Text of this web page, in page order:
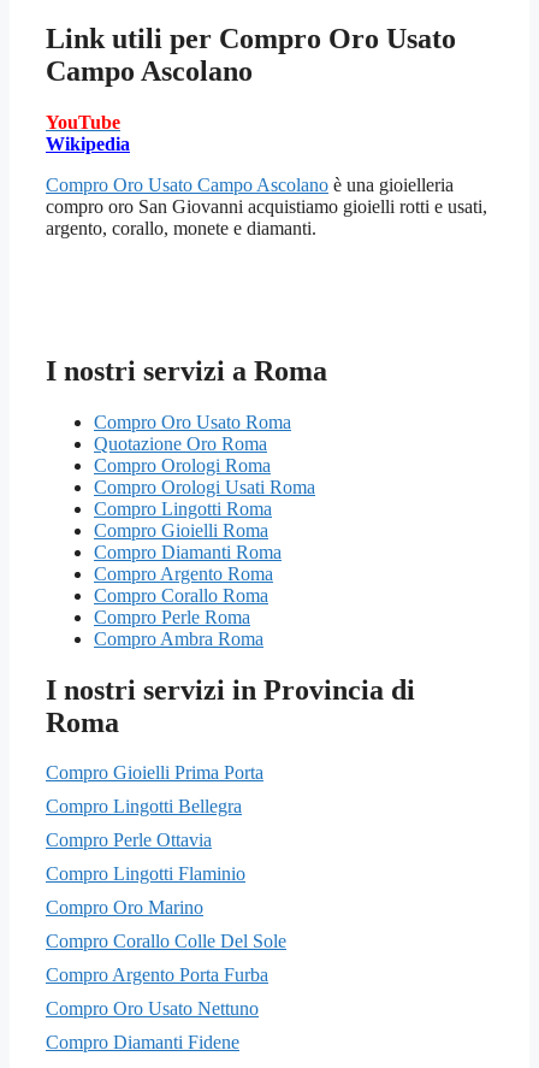
Link utili per Compro Oro Usato
Campo Ascolano
YouTube
Wikipedia
Compro Oro Usato Campo Ascolano è una gioielleria
compro oro San Giovanni acquistiamo gioielli rotti e usati,
argento, corallo, monete e diamanti.
I nostri servizi a Roma
Compro Oro Usato Roma
Quotazione Oro Roma
Compro Orologi Roma
Compro Orologi Usati Roma
Compro Lingotti Roma
Compro Gioielli Roma
Compro Diamanti Roma
Compro Argento Roma
Compro Corallo Roma
Compro Perle Roma
Compro Ambra Roma
I nostri servizi in Provincia di
Roma
Compro Gioielli Prima Porta
Compro Lingotti Bellegra
Compro Perle Ottavia
Compro Lingotti Flaminio
Compro Oro Marino
Compro Corallo Colle Del Sole
Compro Argento Porta Furba
Compro Oro Usato Nettuno
Compro Diamanti Fidene